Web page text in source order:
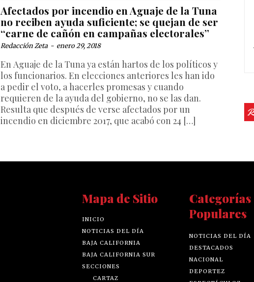
Afectados por incendio en Aguaje de la Tuna
no reciben ayuda suficiente; se quejan de ser
“carne de cañón en campañas electorales”
Redacción Zeta - enero 29, 2018
En Aguaje de la Tuna ya están hartos de los políticos y
los funcionarios. En elecciones anteriores les han ido
a pedir el voto, a hacerles promesas y cuando
requieren de la ayuda del gobierno, no se las dan.
Resulta que después de verse afectados por un
incendio en diciembre 2017, que acabó con 24 […]
Mapa de Sitio
INICIO
NOTICIAS DEL DÍA
BAJA CALIFORNIA
BAJA CALIFORNIA SUR
SECCIONES
CARTAZ
Categorías
Populares
NOTICIAS DEL DÍA
DESTACADOS
NACIONAL
DEPORTEZ